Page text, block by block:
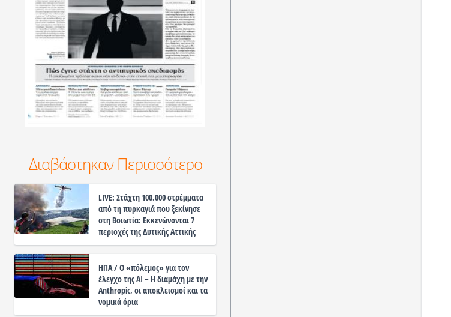
Διαβάστηκαν Περισσότερο
LIVE: Στάχτη 100.000 στρέμματα
από τη πυρκαγιά που ξεκίνησε
στη Βοιωτία: Εκκενώνονται 7
περιοχές της Δυτικής Αττικής
ΗΠΑ / Ο «πόλεμος» για τον
έλεγχο της ΑΙ – Η διαμάχη με την
Anthropic, οι αποκλεισμοί και τα
νομικά όρια